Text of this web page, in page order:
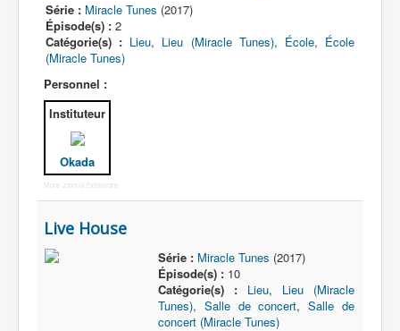
Série : Miracle Tunes (2017)
Épisode(s) : 2
Catégorie(s) : Lieu, Lieu (Miracle Tunes), École, École
(Miracle Tunes)
Personnel :
Instituteur
Okada
More Joomla Extensions
Live House
Série : Miracle Tunes (2017)
Épisode(s) :10
Catégorie(s) :
Lieu, Lieu (Miracle
Tunes), Salle de concert,Salle de
concert (Miracle Tunes)